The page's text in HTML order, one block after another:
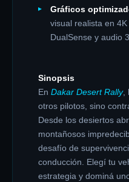
Gráficos
visual realista en
DualSense y audio
Sinopsis
En Dakar Desert Rally,
otros pilotos, sino
Desde los desiertos
montañosos
desafío de
conducción. Elegí tu
estrategia y dominá